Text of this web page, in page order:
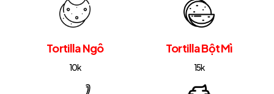
Tortilla Ngô
10k
Tortilla Bột Mì
15k